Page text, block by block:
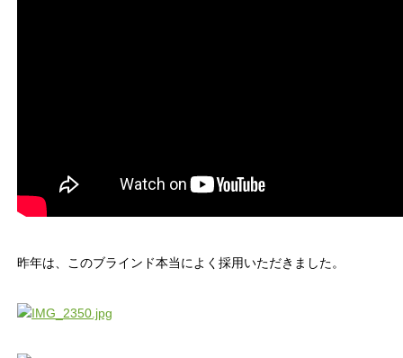
昨年は、このブラインド本当によく採用いただきました。